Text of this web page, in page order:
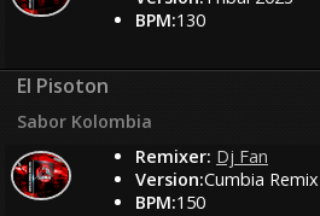
BPM:130
El Pisoton
Sabor Kolombia
Remixer: Dj Fan
Version:Cumbia Remix
BPM:150